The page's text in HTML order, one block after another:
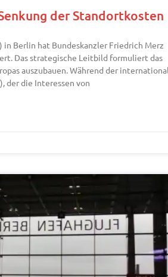
der Standortkosten
Berlin hat Bundeskanzler Friedrich Merz
Das strategische Leitbild formuliert das
auszubauen. Während der
der die Interessen von